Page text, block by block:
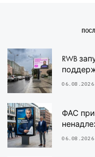
RWB
06.08.2026
ФАС
06.08.2026